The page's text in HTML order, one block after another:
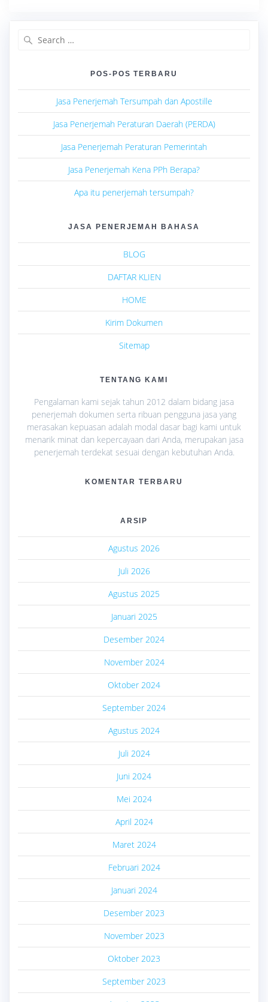
POS-POS TERBARU
Jasa Penerjemah Tersumpah dan Apostille
Jasa Penerjemah Peraturan Daerah (PERDA)
Jasa Penerjemah Peraturan Pemerintah
Jasa Penerjemah Kena PPh Berapa?
Apa itu penerjemah tersumpah?
JASA PENERJEMAH BAHASA
BLOG
DAFTAR KLIEN
HOME
Kirim Dokumen
Sitemap
TENTANG KAMI
Pengalaman kami sejak tahun 2012 dalam bidang jasa
penerjemah dokumen serta ribuan pengguna jasa yang
merasakan kepuasan adalah modal dasar bagi kami untuk
menarik minat dan kepercayaan dari Anda, merupakan jasa
penerjemah terdekat sesuai dengan kebutuhan Anda.
KOMENTAR TERBARU
ARSIP
Agustus 2026
Juli 2026
Agustus 2025
Januari 2025
Desember 2024
November 2024
Oktober 2024
September 2024
Agustus 2024
Juli 2024
Juni 2024
Mei 2024
April 2024
Maret 2024
Februari 2024
Januari 2024
Desember 2023
November 2023
Oktober 2023
September 2023